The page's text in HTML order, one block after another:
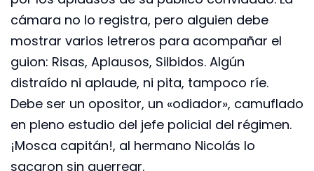
cámara no lo registra, pero alguien debe
mostrar varios letreros para acompañar el
guion: Risas, Aplausos, Silbidos. Algún
distraído ni aplaude, ni pita, tampoco ríe.
Debe ser un opositor, un «odiador», camuflado
en pleno estudio del jefe policial del régimen.
¡Mosca capitán!, al hermano Nicolás lo
sacaron sin guerrear.